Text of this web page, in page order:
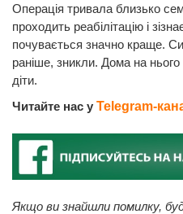
Операція тривала близько
проходить реабілітацію і
почувається значно краще.
раніше, зникли. Дома на
діти.
Читайте нас у Telegram-
Якщо ви знайшли помилку,